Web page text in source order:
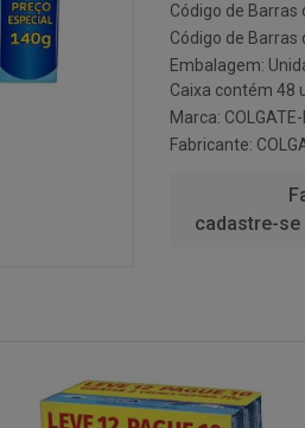
Código de
Código de Barras
Embalagem:
Caixa contém 48
Marca:
Fabricante:
cadastre-